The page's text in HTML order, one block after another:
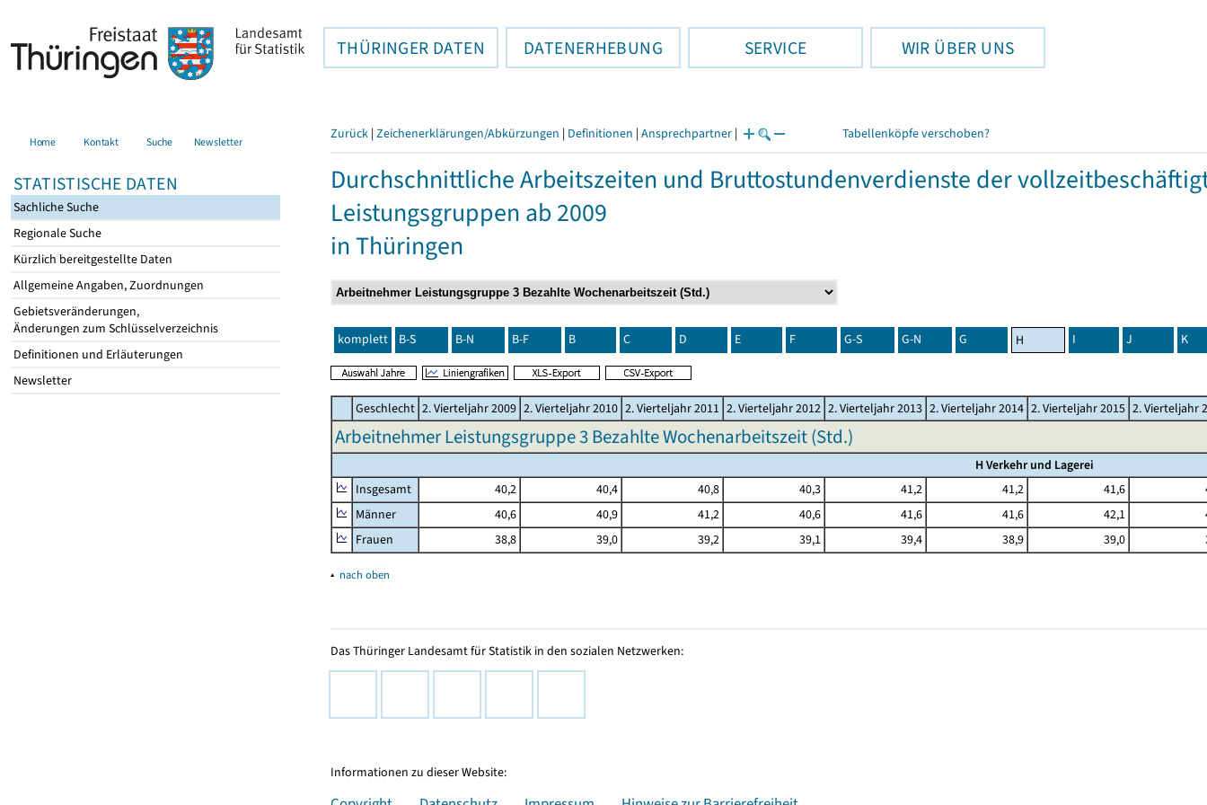
THÜRINGER DATEN DATENERHEBUNG SERVICE WIR ÜBER UNS
Home Kontakt Suche Newsletter
STATISTISCHE DATEN
Sachliche Suche
Regionale Suche
Kürzlich bereitgestellte Daten
Allgemeine Angaben, Zuordnungen
Gebietsveränderungen,
Änderungen zum Schlüsselverzeichnis
Definitionen und Erläuterungen
Newsletter
Zurück | Zeichenerklärungen/Abkürzungen | Definitionen | Ansprechpartner | Tabellenköpfe verschoben?
Durchschnittliche Arbeitszeiten und Bruttostundenverdienste der
Leistungsgruppen ab 2009
in Thüringen
komplett B-S B-N B-F B C D E F G-S G-N G H I J K
Geschlecht 2. Vierteljahr 2009 2. Vierteljahr 2010 2. Vierteljahr 2011 2. Vierteljahr 2012 2. Vierteljahr 2013 2. Vierteljahr 2014 2. Vierteljahr 2015 2. Vierteljahr
Arbeitnehmer Leistungsgruppe 3 Bezahlte Wochenarbeitszeit (Std.)
H Verkehr und Lagerei
Insgesamt
40,2 40,4 40,8 40,3 41,2 41,2 41,6
Männer
40,6 40,9 41,2 40,6 41,6 41,6 42,1
Frauen
38,8 39,0 39,2 39,1 39,4 38,9 39,0
▴ nach oben
Das Thüringer Landesamt für Statistik in den sozialen Netzwerken:
Informationen zu dieser Website: